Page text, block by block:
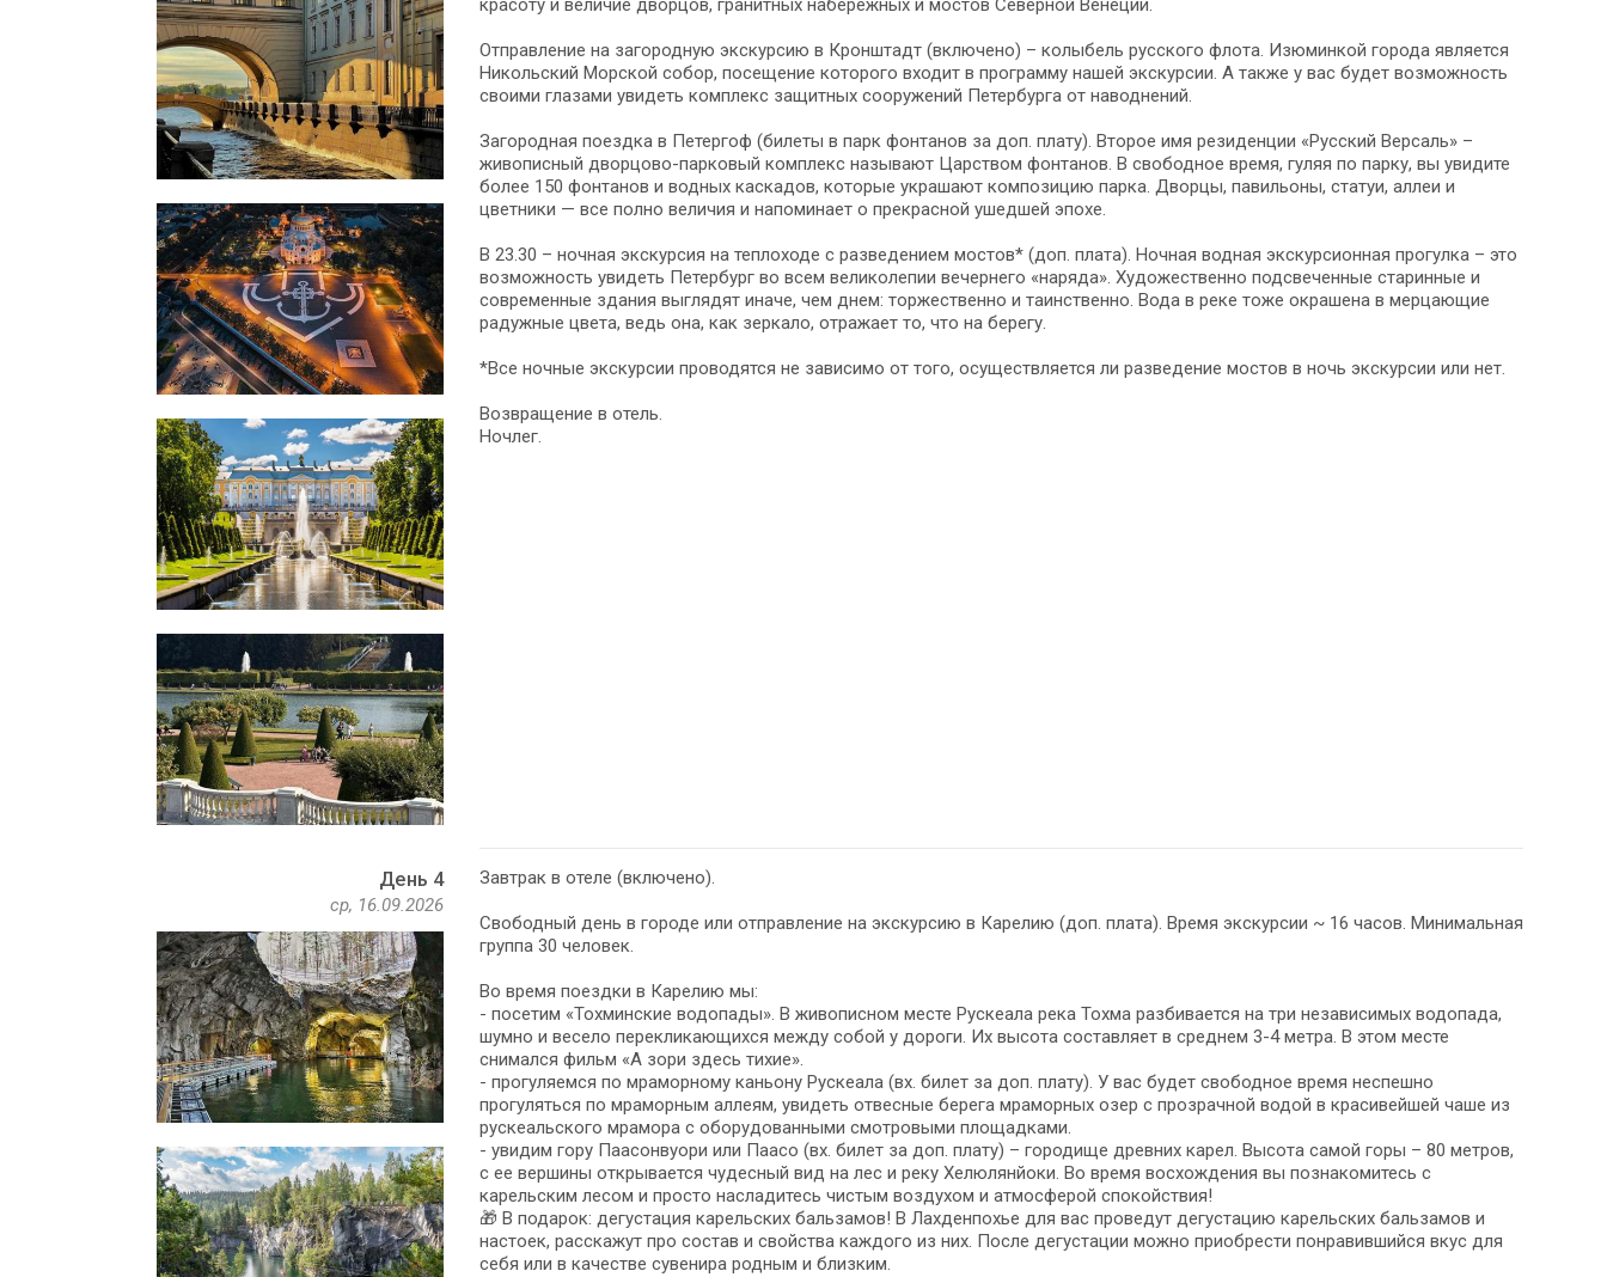
красоту и величие дворцов, гранитных набережных и мостов Северной Венеции.
Отправление на загородную экскурсию в Кронштадт (включено) – колыбель русского флота. Изюминкой города является
Никольский Морской собор, посещение которого входит в программу нашей экскурсии. А также у вас будет возможность
своими глазами увидеть комплекс защитных сооружений Петербурга от наводнений.
Загородная поездка в Петергоф (билеты в парк фонтанов за доп. плату). Второе имя резиденции «Русский Версаль» –
живописный дворцово-парковый комплекс называют Царством фонтанов. В свободное время, гуляя по парку, вы увидите
более 150 фонтанов и водных каскадов, которые украшают композицию парка. Дворцы, павильоны, статуи, аллеи и
цветники — все полно величия и напоминает о прекрасной ушедшей эпохе.
В 23.30 – ночная экскурсия на теплоходе с разведением мостов* (доп. плата). Ночная водная экскурсионная прогулка – это
возможность увидеть Петербург во всем великолепии вечернего «наряда». Художественно подсвеченные старинные и
современные здания выглядят иначе, чем днем: торжественно и таинственно. Вода в реке тоже окрашена в мерцающие
радужные цвета, ведь она, как зеркало, отражает то, что на берегу.
*Все ночные экскурсии проводятся не зависимо от того, осуществляется ли разведение мостов в ночь экскурсии или нет.
Возвращение в отель.
Ночлег.
День 4
ср, 16.09.2026
Завтрак в отеле (включено).
Свободный день в городе или отправление на экскурсию в Карелию (доп. плата). Время экскурсии ~ 16 часов. Минимальная
группа 30 человек.
Во время поездки в Карелию мы:
- посетим «Тохминские водопады». В живописном месте Рускеала река Тохма разбивается на три независимых водопада,
шумно и весело перекликающихся между собой у дороги. Их высота составляет в среднем 3-4 метра. В этом месте
снимался фильм «А зори здесь тихие».
- прогуляемся по мраморному каньону Рускеала (вх. билет за доп. плату). У вас будет свободное время неспешно
прогуляться по мраморным аллеям, увидеть отвесные берега мраморных озер с прозрачной водой в красивейшей чаше из
рускеальского мрамора с оборудованными смотровыми площадками.
- увидим гору Паасонвуори или Паасо (вх. билет за доп. плату) – городище древних карел. Высота самой горы – 80 метров,
с ее вершины открывается чудесный вид на лес и реку Хелюлянйоки. Во время восхождения вы познакомитесь с
карельским лесом и просто насладитесь чистым воздухом и атмосферой спокойствия!
🎁 В подарок: дегустация карельских бальзамов! В Лахденпохье для вас проведут дегустацию карельских бальзамов и
настоек, расскажут про состав и свойства каждого из них. После дегустации можно приобрести понравившийся вкус для
себя или в качестве сувенира родным и близким.